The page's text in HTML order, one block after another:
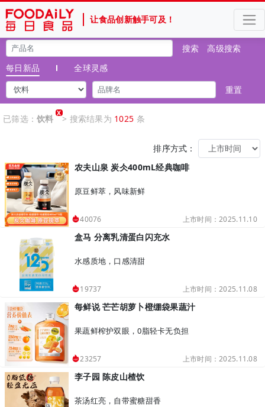
让食品创新触手可及！
搜索
高级搜索
每日新品
全球灵感
重置
已筛选：饮料
X
> 搜索结果为 1025 条
排序方式：
农夫山泉 炭仌400mL经典咖啡
原豆鲜萃，风味新鲜
40076 上市时间：2025.11.10
盒马 分离乳清蛋白闪充水
水感质地，口感清甜
19737 上市时间：2025.11.08
每鲜说 芒芒胡萝卜橙绷袋果蔬汁
果蔬鲜榨护双眼，0脂轻卡无负担
23257 上市时间：2025.11.08
李子园 陈皮山楂饮
茶汤红亮，自带蜜糖甜香